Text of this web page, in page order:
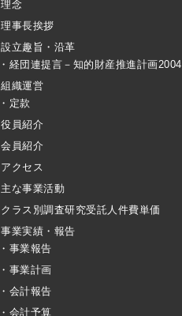
理念
理事長挨拶
設立趣旨・沿革
・経団連提言－知的財産推進計画2004
組織運営
・定款
役員紹介
会員紹介
アクセス
主な事業活動
クラス別調査研究受託人件費単価
事業実績・報告
・事業報告
・事業計画
・会計報告
・会計予算